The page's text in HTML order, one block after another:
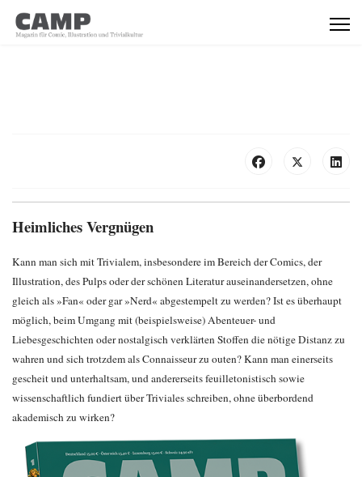
Heimliches Vergnügen
Kann man sich mit Trivialem, insbesondere im Bereich der Comics, der
Illustration, des Pulps oder der schönen Literatur auseinandersetzen, ohne
gleich als »Fan« oder gar »Nerd« abgestempelt zu werden? Ist es überhaupt
möglich, beim Umgang mit (beispielsweise) Abenteuer- und
Liebesgeschichten oder nostalgisch verklärten Stoffen die nötige Distanz zu
wahren und sich trotzdem als Connaisseur zu outen? Kann man einerseits
gescheit und unterhaltsam, und andererseits feuilletonistisch sowie
wissenschaftlich fundiert über Triviales schreiben, ohne überbordend
akademisch zu wirken?